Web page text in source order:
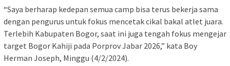
“Saya berharap kedepan semua camp bisa terus bekerja sama
dengan pengurus untuk fokus mencetak cikal bakal atlet juara.
Terlebih Kabupaten Bogor, saat ini juga tengah fokus mengejar
target Bogor Kahiji pada Porprov Jabar 2026,” kata Boy
Herman Joseph, Minggu (4/2/2024).